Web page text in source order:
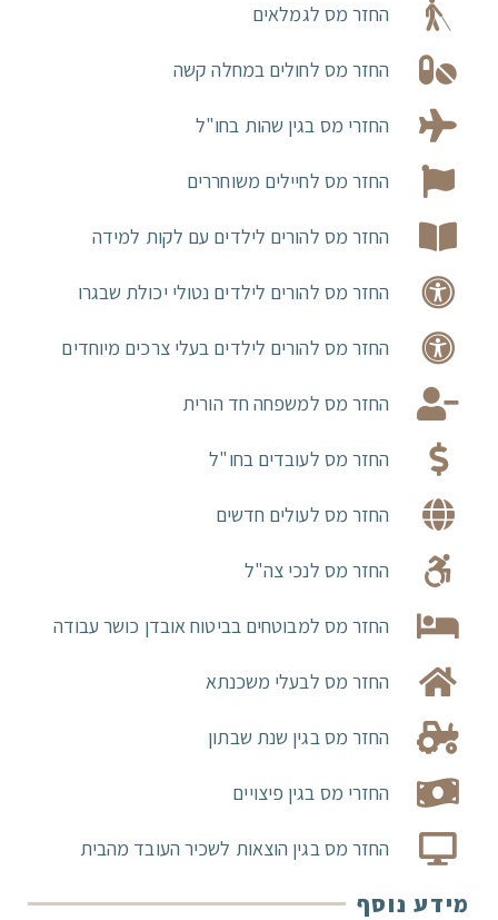
החזר מס לגמלאים
החזר מס לחולים במחלה קשה
החזרי מס בגין שהות בחו"ל
החזר מס לחיילים משוחררים
החזר מס להורים לילדים עם לקות למידה
החזר מס להורים לילדים נטולי יכולת שבגרו
החזר מס להורים לילדים בעלי צרכים מיוחדים
החזר מס למשפחה חד הורית
החזר מס לעובדים בחו"ל
החזר מס לעולים חדשים
החזר מס לנכי צה"ל
החזר מס למבוטחים בביטוח אובדן כושר עבודה
החזר מס לבעלי משכנתא
החזר מס בגין שנת שבתון
החזרי מס בגין פיצויים
החזר מס בגין הוצאות לשכיר העובד מהבית
מידע נוסף